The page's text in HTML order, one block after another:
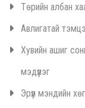
Төрийн албан
Авлигатай
Хувийн ашиг
мэдүүлэг
Эрүүл мэндийн